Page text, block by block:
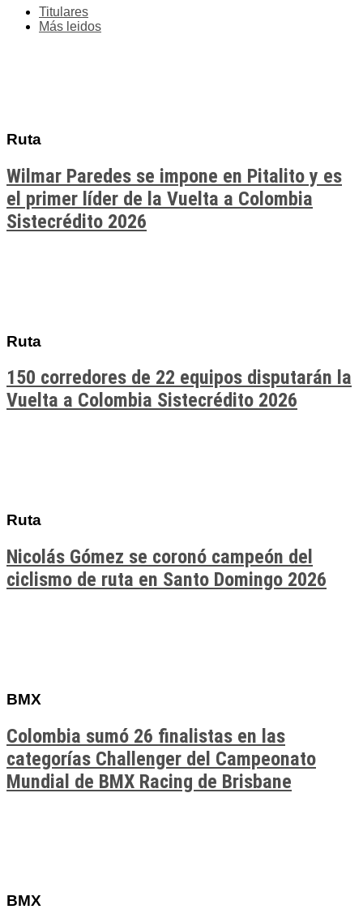
Titulares
Más leidos
Ruta
Wilmar Paredes se impone en Pitalito y es
el primer líder de la Vuelta a Colombia
Sistecrédito 2026
Ruta
150 corredores de 22 equipos disputarán la
Vuelta a Colombia Sistecrédito 2026
Ruta
Nicolás Gómez se coronó campeón del
ciclismo de ruta en Santo Domingo 2026
BMX
Colombia sumó 26 finalistas en las
categorías Challenger del Campeonato
Mundial de BMX Racing de Brisbane
BMX